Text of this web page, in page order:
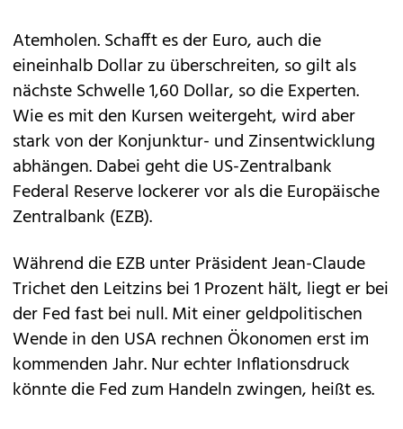
Atemholen. Schafft es der Euro, auch die
eineinhalb Dollar zu überschreiten, so gilt als
nächste Schwelle 1,60 Dollar, so die Experten.
Wie es mit den Kursen weitergeht, wird aber
stark von der Konjunktur- und Zinsentwicklung
abhängen. Dabei geht die US-Zentralbank
Federal Reserve lockerer vor als die Europäische
Zentralbank (EZB).
Während die EZB unter Präsident Jean-Claude
Trichet den Leitzins bei 1 Prozent hält, liegt er bei
der Fed fast bei null. Mit einer geldpolitischen
Wende in den USA rechnen Ökonomen erst im
kommenden Jahr. Nur echter Inflationsdruck
könnte die Fed zum Handeln zwingen, heißt es.